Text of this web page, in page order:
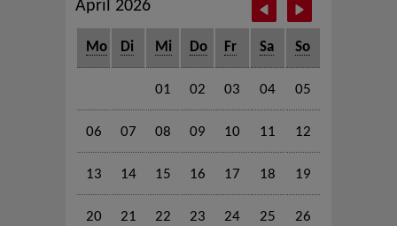
April 2026
Mo Di Mi Do Fr Sa So
01 02 03 04 05
06 07 08 09 10 11 12
13 14 15 16 17 18 19
20 21 22 23 24 25 26